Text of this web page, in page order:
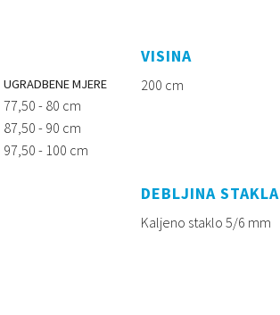
UGRADBENE MJERE
77,50 - 80 cm
87,50 - 90 cm
97,50 - 100 cm
VISINA
200 cm
DEBLJINA STAKLA
Kaljeno staklo 5/6 mm